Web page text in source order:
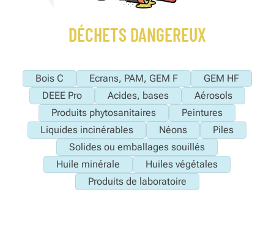
DÉCHETS DANGEREUX
Bois C Ecrans, PAM, GEM F
GEM HF
DEEE Pro
Acides, bases
Aérosols
Produits phytosanitaires
Peintures
Liquides incinérables
Néons
Piles
Solides ou emballages souillés
Huile minérale
Huiles végétales
Produits de laboratoire